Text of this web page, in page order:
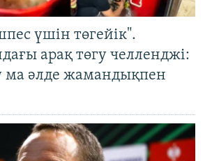
үшін төгейік".
арақ төгу челленджі:
әлде жамандықпен